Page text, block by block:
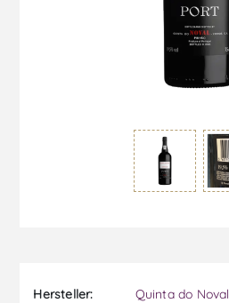
Hersteller:
Quinta do Noval